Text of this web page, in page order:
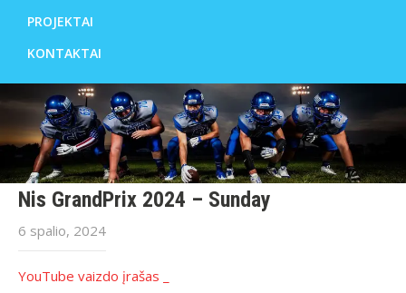
PROJEKTAI
KONTAKTAI
Nis GrandPrix 2024 – Sunday
6 spalio, 2024
YouTube vaizdo įrašas _